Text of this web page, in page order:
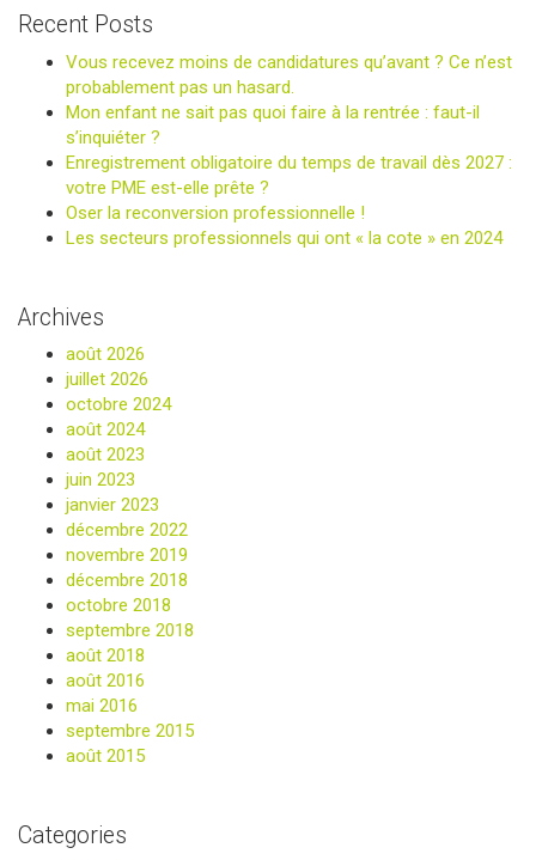
Recent Posts
Vous recevez moins de candidatures qu’avant ? Ce n’est
probablement pas un hasard.
Mon enfant ne sait pas quoi faire à la rentrée : faut-il
s’inquiéter ?
Enregistrement obligatoire du temps de travail dès 2027 :
votre PME est-elle prête ?
Oser la reconversion professionnelle !
Les secteurs professionnels qui ont « la cote » en 2024
Archives
août 2026
juillet 2026
octobre 2024
août 2024
août 2023
juin 2023
janvier 2023
décembre 2022
novembre 2019
décembre 2018
octobre 2018
septembre 2018
août 2018
août 2016
mai 2016
septembre 2015
août 2015
Categories